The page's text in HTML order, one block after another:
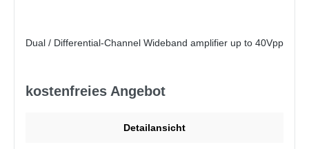
Dual / Differential-Channel Wideband amplifier up to 40Vpp
kostenfreies Angebot
Detailansicht